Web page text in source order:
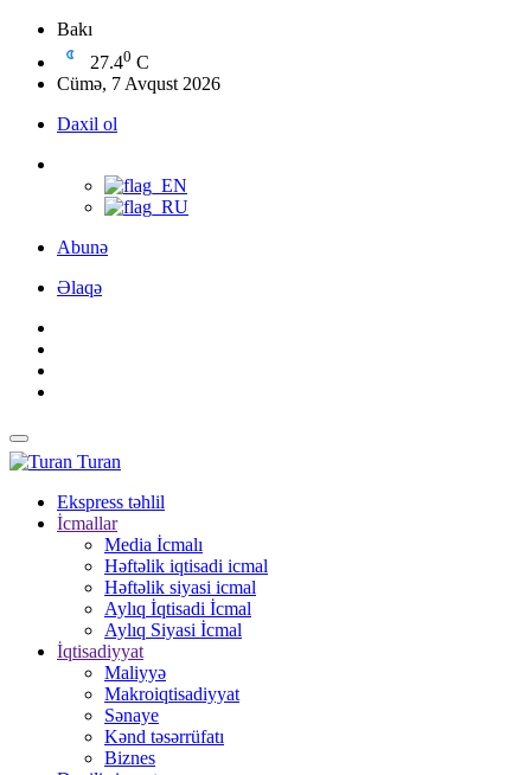
Bakı
27.40 C
Cümə, 7 Avqust 2026
Daxil ol
Abunə
Əlaqə
Turan
Ekspress təhlil
İcmallar
Media İcmalı
Həftəlik iqtisadi icmal
Həftəlik siyasi icmal
Aylıq İqtisadi İcmal
Aylıq Siyasi İcmal
İqtisadiyyat
Maliyyə
Makroiqtisadiyyat
Sənaye
Kənd təsərrüfatı
Biznes